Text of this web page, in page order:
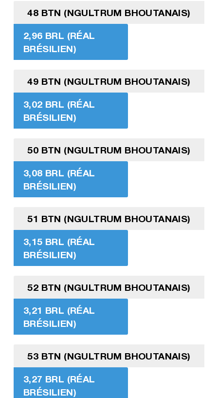
48 BTN (NGULTRUM BHOUTANAIS)
2,96 BRL (RÉAL
BRÉSILIEN)
49 BTN (NGULTRUM BHOUTANAIS)
3,02 BRL (RÉAL
BRÉSILIEN)
50 BTN (NGULTRUM BHOUTANAIS)
3,08 BRL (RÉAL
BRÉSILIEN)
51 BTN (NGULTRUM BHOUTANAIS)
3,15 BRL (RÉAL
BRÉSILIEN)
52 BTN (NGULTRUM BHOUTANAIS)
3,21 BRL (RÉAL
BRÉSILIEN)
53 BTN (NGULTRUM BHOUTANAIS)
3,27 BRL (RÉAL
BRÉSILIEN)